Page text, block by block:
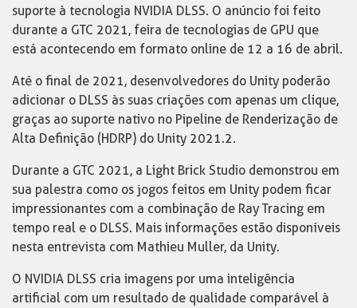
suporte à tecnologia NVIDIA DLSS. O anúncio foi feito
durante a GTC 2021, feira de tecnologias de GPU que
está acontecendo em formato online de 12 a 16 de abril.
Até o final de 2021, desenvolvedores do Unity poderão
adicionar o DLSS às suas criações com apenas um clique,
graças ao suporte nativo no Pipeline de Renderização de
Alta Definição (HDRP) do Unity 2021.2.
Durante a GTC 2021, a Light Brick Studio demonstrou em
sua palestra como os jogos feitos em Unity podem ficar
impressionantes com a combinação de Ray Tracing em
tempo real e o DLSS. Mais informações estão disponíveis
nesta entrevista com Mathieu Muller, da Unity.
O NVIDIA DLSS cria imagens por uma inteligência
artificial com um resultado de qualidade comparável à